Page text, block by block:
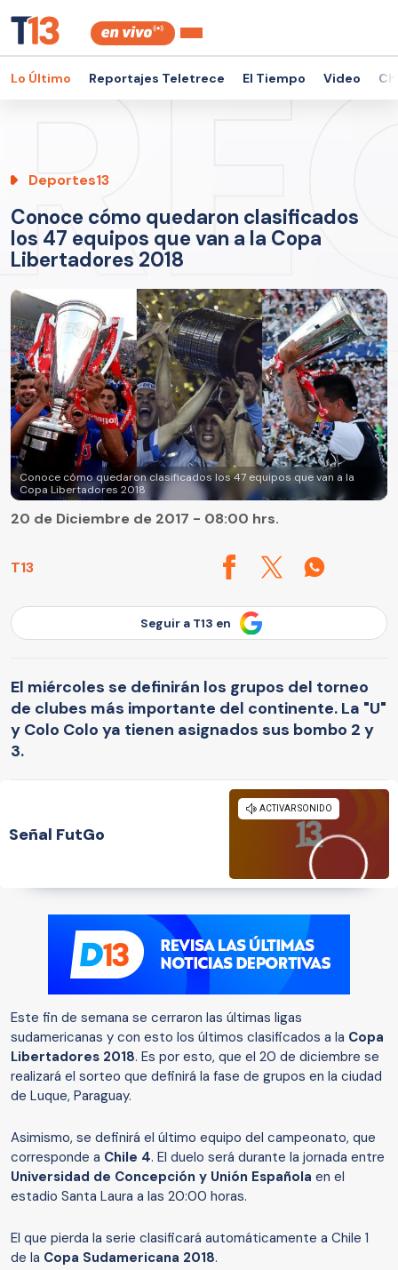
Lo Último Reportajes Teletrece El Tiempo Video
Deportes13
Conoce cómo quedaron clasificados
los 47 equipos que van a la Copa
Libertadores 2018
Conoce cómo quedaron clasificados los 47 equipos que van a la
Copa Libertadores 2018
T13
20 de Diciembre de 2017 - 08:00 hrs.
Seguir a T13 en
El miércoles se definirán los grupos del torneo
de clubes más importante del continente. La "U"
y Colo Colo ya tienen asignados sus bombo 2 y
3.
Señal FutGo
Este fin de semana se cerraron las últimas ligas
sudamericanas y con esto los últimos clasificados a la Copa
Libertadores 2018. Es por esto, que el 20 de diciembre se
realizará el sorteo que definirá la fase de grupos en la ciudad
de Luque, Paraguay.
Asimismo, se definirá el último equipo del campeonato, que
corresponde a Chile 4. El duelo será durante la jornada entre
Universidad de Concepción y Unión Española en el
estadio Santa Laura a las 20:00 horas.
El que pierda la serie clasificará automáticamente a Chile 1
de la Copa Sudamericana 2018.